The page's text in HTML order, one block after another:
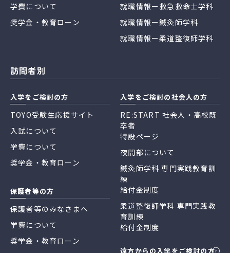
学費について
奨学金・教育ローン
就職情報ー救急救命士学科
就職情報ー鍼灸師学科
就職情報ー柔道整復師学科
訪問者別
入学をご検討の方
TOYO受験生応援サイト
入試について
学費について
奨学金・教育ローン
保護者等の方
保護者等のみなさまへ
学費について
奨学金・教育ローン
入学をご検討の社会人の方
RE:START 社会人・高校既
卒者
特設ページ
夜間部について
鍼灸師学科 専門実践教育訓
練
給付金制度
柔道整復師学科 専門実践教
育訓練
給付金制度
遠方からの入学をご検討の方